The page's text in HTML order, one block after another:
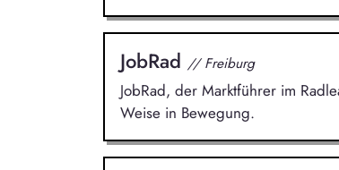
JobRad // Freiburg
JobRad, der Marktführer im
Weise in Bewegung.